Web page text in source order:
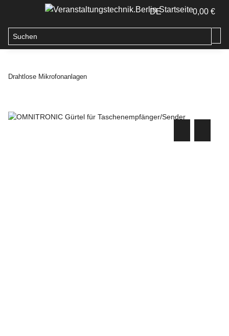
DE 0,00 €
Drahtlose Mikrofonanlagen